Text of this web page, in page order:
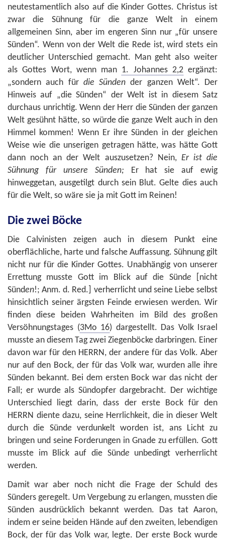
neutestamentlich also auf die Kinder Gottes. Christus ist
zwar die Sühnung für die ganze Welt in einem
allgemeinen Sinn, aber im engeren Sinn nur „für unsere
Sünden“. Wenn von der Welt die Rede ist, wird stets ein
deutlicher Unterschied gemacht. Man geht also weiter
als Gottes Wort, wenn man 1. Johannes 2,2ergänzt:
„sondern auch für die Sündender ganzen Welt“. Der
Hinweis auf „die Sünden“ der Welt ist in diesem Satz
durchaus unrichtig. Wenn der Herr die Sünden der ganzen
Welt gesühnt hätte, so würde die ganze Welt auch in den
Himmel kommen! Wenn Er ihre Sünden in der gleichen
Weise wie die unserigen getragen hätte, was hätte Gott
dann noch an der Welt auszusetzen? Nein, Er ist die
Sühnung für unsere Sünden; Er hat sie auf ewig
hinweggetan, ausgetilgt durch sein Blut. Gelte dies auch
für die Welt, so wäre sie ja mit Gott im Reinen!
Die zwei Böcke
Die Calvinisten zeigen auch in diesem Punkt eine
oberflächliche, harte und falsche Auffassung. Sühnung gilt
nicht nur für die Kinder Gottes. Unabhängig von unserer
Errettung musste Gott im Blick auf die Sünde [nicht
Sünden!; Anm. d. Red.] verherrlicht und seine Liebe selbst
hinsichtlich seiner ärgsten Feinde erwiesen werden. Wir
finden diese beiden Wahrheiten im Bild des großen
Versöhnungstages (3Mo 16) dargestellt. Das Volk Israel
musste an diesem Tag zwei Ziegenböcke darbringen. Einer
davon war für den HERRN, der andere für das Volk. Aber
nur auf den Bock, der für das Volk war, wurden alle ihre
Sünden bekannt. Bei dem ersten Bock war das nicht der
Fall; er wurde als Sündopfer dargebracht. Der wichtige
Unterschied liegt darin, dass der erste Bock für den
HERRN diente dazu, seine Herrlichkeit, die in dieser Welt
durch die Sünde verdunkelt worden ist, ans Licht zu
bringen und seine Forderungen in Gnade zu erfüllen. Gott
musste im Blick auf die Sünde unbedingt verherrlicht
werden.
Damit war aber noch nicht die Frage der Schuld des
Sünders geregelt. Um Vergebung zu erlangen, mussten die
Sünden ausdrücklich bekannt werden. Das tat Aaron,
indem er seine beiden Hände auf den zweiten, lebendigen
Bock, der für das Volk war, legte. Der erste Bock wurde